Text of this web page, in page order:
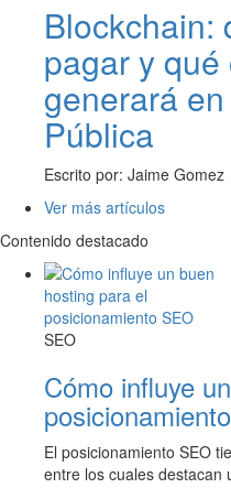
Blockchain:
pagar y
generará
Pública
Escrito por: Jaime
Ver más artículos
Contenido destacado
SEO
Cómo influye
El posicionamiento SEO
entre los cuales destacan